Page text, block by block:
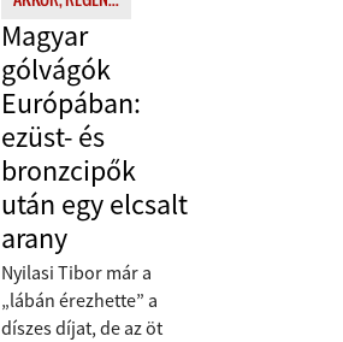
Magyar
gólvágók
Európában:
ezüst- és
bronzcipők
után egy elcsalt
arany
Nyilasi Tibor már a
„lábán érezhette” a
díszes díjat, de az öt